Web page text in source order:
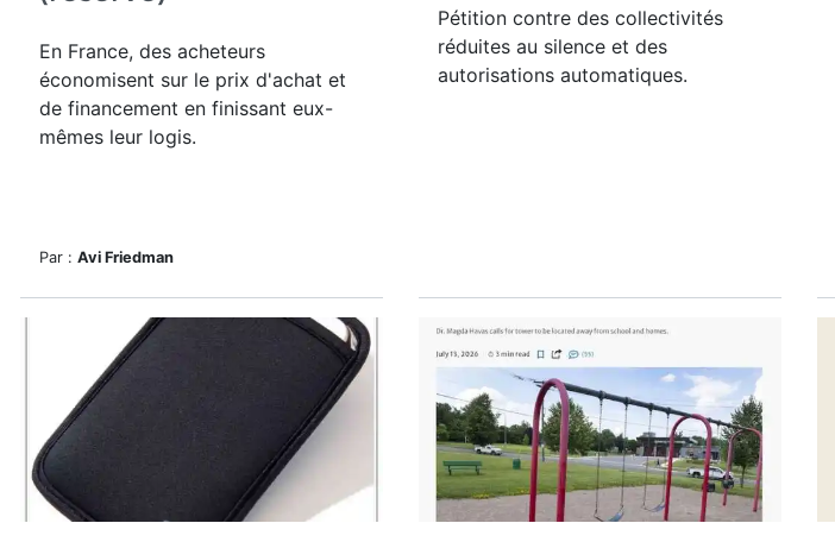
En France, des acheteurs
économisent sur le prix d'achat et
de financement en finissant eux-
mêmes leur logis.
Par : Avi Friedman
Pétition contre des collectivités
réduites au silence et des
autorisations automatiques.